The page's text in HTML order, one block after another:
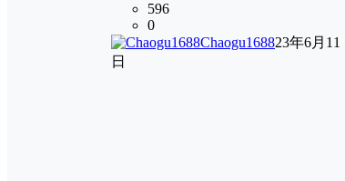
596
0
Chaogu168823年6月11
日